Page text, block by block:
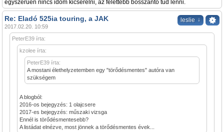
egyszerűen nincs időm kicserélni, az felettébb bosszantó tud lenni.
leslie ↓
Re: Eladó 525ia touring, a JAK
2017.02.20. 10:59
PeterE39 írta:
kzolee írta:
PeterE39 írta:
A mostani élethelyzetemben egy "törődésmentes" autóra van
szükségem
A blogból:
2016-os bejegyzés: 1 olajcsere
2017-es bejegyzés: műszaki vizsga
Ennél is törődésmentesebb?
A listádat elnézve, most jönnek a törődésmentes évek...